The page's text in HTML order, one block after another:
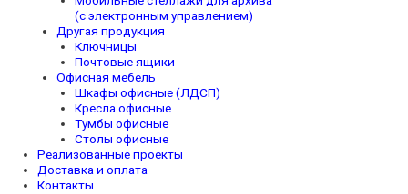
(с электронным управлением)
Другая продукция
Ключницы
Почтовые ящики
Офисная мебель
Шкафы офисные (ЛДСП)
Кресла офисные
Тумбы офисные
Столы офисные
Реализованные проекты
Доставка и оплата
Контакты